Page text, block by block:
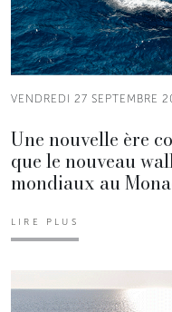
VENDREDI 27 SEPTEMBRE
Une nouvelle ère
que le nouveau
mondiaux au
LIRE PLUS